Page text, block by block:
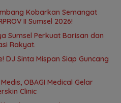
Kobarkan Semangat
II Sumsel 2026!
Sumsel Perkuat Barisan dan
Rakyat.
DJ Sinta Mispan Siap Guncang
OBAGI Medical Gelar
Clinic